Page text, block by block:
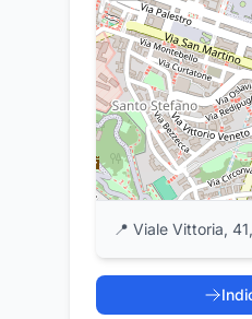
📍 Viale Vittoria,